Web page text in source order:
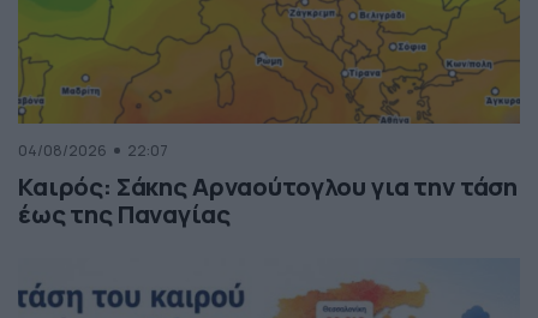
04/08/2026 22:07
Καιρός: Σάκης Αρναούτογλου για την τάση
έως της Παναγίας